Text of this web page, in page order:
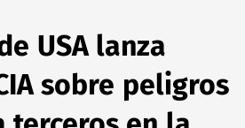
USA lanza
sobre peligros